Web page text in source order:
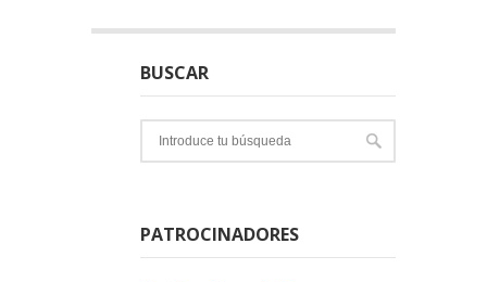
BUSCAR
PATROCINADORES